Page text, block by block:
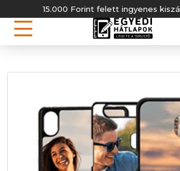
15.000 Forint felett ingyenes kiszállítás!